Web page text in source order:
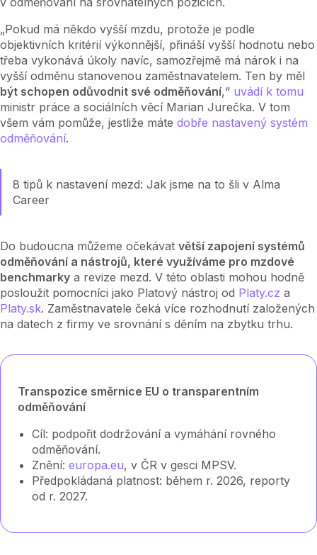
„Pokud má někdo vyšší mzdu, protože je podle
objektivních kritérií výkonnější, přináší vyšší hodnotu nebo
třeba vykonává úkoly navíc, samozřejmě má nárok i na
vyšší odměnu stanovenou zaměstnavatelem. Ten by měl
být schopen odůvodnit své odměňování,“ uvádí k tomu
ministr práce a sociálních věcí Marian Jurečka. V tom
všem vám pomůže, jestliže máte dobře nastavený systém
odměňování.
8 tipů k nastavení mezd: Jak jsme na to šli v Alma
Career
Do budoucna můžeme očekávat větší zapojení systémů
odměňování a nástrojů, které využíváme pro mzdové
benchmarky a revize mezd. V této oblasti mohou hodně
posloužit pomocníci jako Platový nástroj od Platy.cz a
Platy.sk. Zaměstnavatele čeká více rozhodnutí založených
na datech z firmy ve srovnání s děním na zbytku trhu.
Transpozice směrnice EU o transparentním
odměňování
Cíl: podpořit dodržování a vymáhání rovného
odměňování.
Znění: europa.eu, v ČR v gesci MPSV.
Předpokládaná platnost: během r. 2026, reporty
od r. 2027.